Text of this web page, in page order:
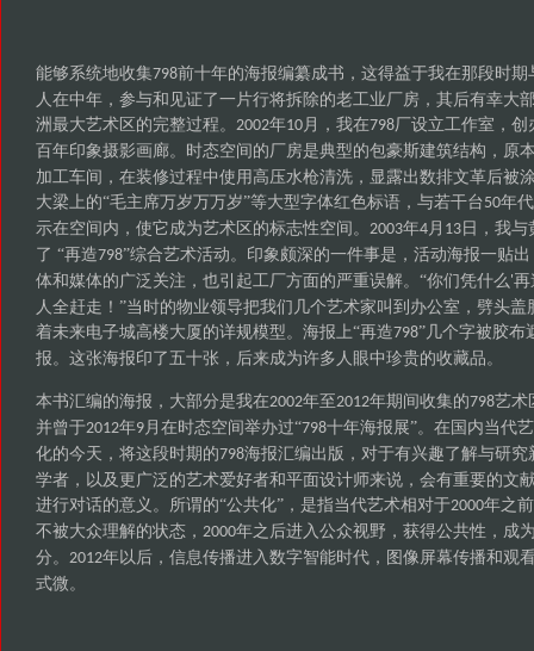
能够系统地收集798前十年的海报编纂成书，这得益于我在那段时期
人在中年，参与和见证了一片行将拆除的老工业厂房，其后有幸大
洲最大艺术区的完整过程。 2002年10月，我在798厂设立工作室，创
百年印象摄影画廊。时态空间的厂房是典型的包豪斯建筑结构，原
加工车间，在装修过程中使用高压水枪清洗，显露出数排文革后被
大梁上的“毛主席万岁万万岁”等大型字体红色标语，与若干台50年
示在空间内，使它成为艺术区的标志性空间。 2003年4月 13日，我与
了 “再造798”综合艺术活动。印象颇深的一件事是，活动海报一贴
体和媒体的广泛关注，也引起工厂方面的严重误解。“你们凭什么'再
人全赶走！”当时的物业领导把我们几个艺术家叫到办公室，劈头
着未来电子城高楼大厦的详规模型。海报上“再造798”几个字被胶布
报。这张海报印了五十张，后来成为许多人眼中珍贵的收藏品。
本书汇编的海报，大部分是我在2002年至2012年期间收集的798艺术
并曾于2012年9月在时态空间举办过“798十年海报展”。在国内当代
化的今天，将这段时期的798海报汇编出版，对于有兴趣了解与研
学者，以及更广泛的艺术爱好者和平面设计师来说，会有重要的文
进行对话的意义。所谓的“公共化”，是指当代艺术相对于2000年之
不被大众理解的状态， 2000年之后进入公众视野，获得公共性，成
分。 2012年以后，信息传播进入数字智能时代，图像屏幕传播和观
式微。